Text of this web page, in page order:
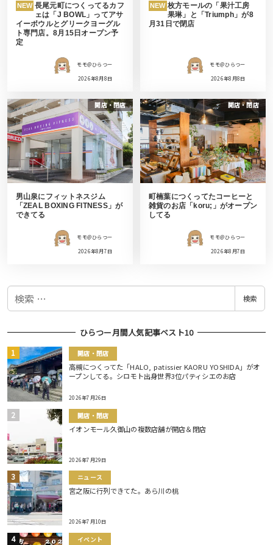
NEW 長尾元町につくってるカフ
ェは「J BOWL」ってアサ
イーボウルとグリークヨーグル
ト専門店。8月15日オープン予
定
モモ＠ひらつー
2026年8月8日
NEW 枚方モールの「果汁工房
果琳」と「Triumph」が8
月31日で閉店
モモ＠ひらつー
2026年8月8日
開店・閉店
男山泉にフィットネスジム
「ZEAL BOXING FITNESS」が
できてる
モモ＠ひらつー
2026年8月7日
開店・閉店
町楠葉につくってたコーヒーと
雑貨のお店「koru;」がオープン
してる
モモ＠ひらつー
2026年8月7日
検
検索
ひらつー月間人気記事ベスト10
開店・閉店
高槻につくってた「HALO, patissier KAORU YOSHIDA」がオ
ープンしてる。シロモト出身世界3位パティシエのお店
2026年7月26日
開店・閉店
イオンモール久御山の複数店舗が開店＆閉店
2026年7月29日
ニュース
宮之阪に行列できてた。あら川の桃
2026年7月10日
イベント